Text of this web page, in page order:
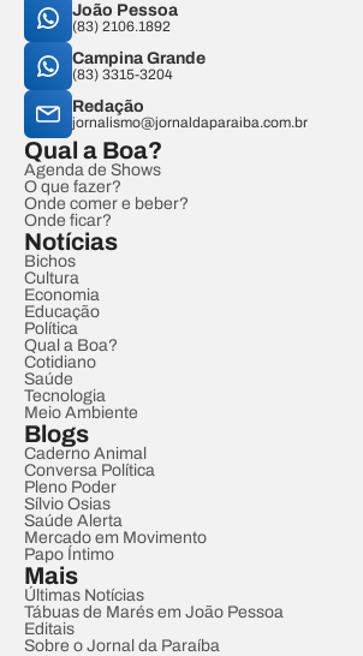
João Pessoa
(83) 2106.1892
Campina Grande
(83) 3315-3204
Redação
jornalismo@jornaldaparaiba.com.br
Qual a Boa?
Agenda de Shows
O que fazer?
Onde comer e beber?
Onde ficar?
Notícias
Bichos
Cultura
Economia
Educação
Política
Qual a Boa?
Cotidiano
Saúde
Tecnologia
Meio Ambiente
Blogs
Caderno Animal
Conversa Política
Pleno Poder
Sílvio Osias
Saúde Alerta
Mercado em Movimento
Papo Íntimo
Mais
Últimas Notícias
Tábuas de Marés em João Pessoa
Editais
Sobre o Jornal da Paraíba